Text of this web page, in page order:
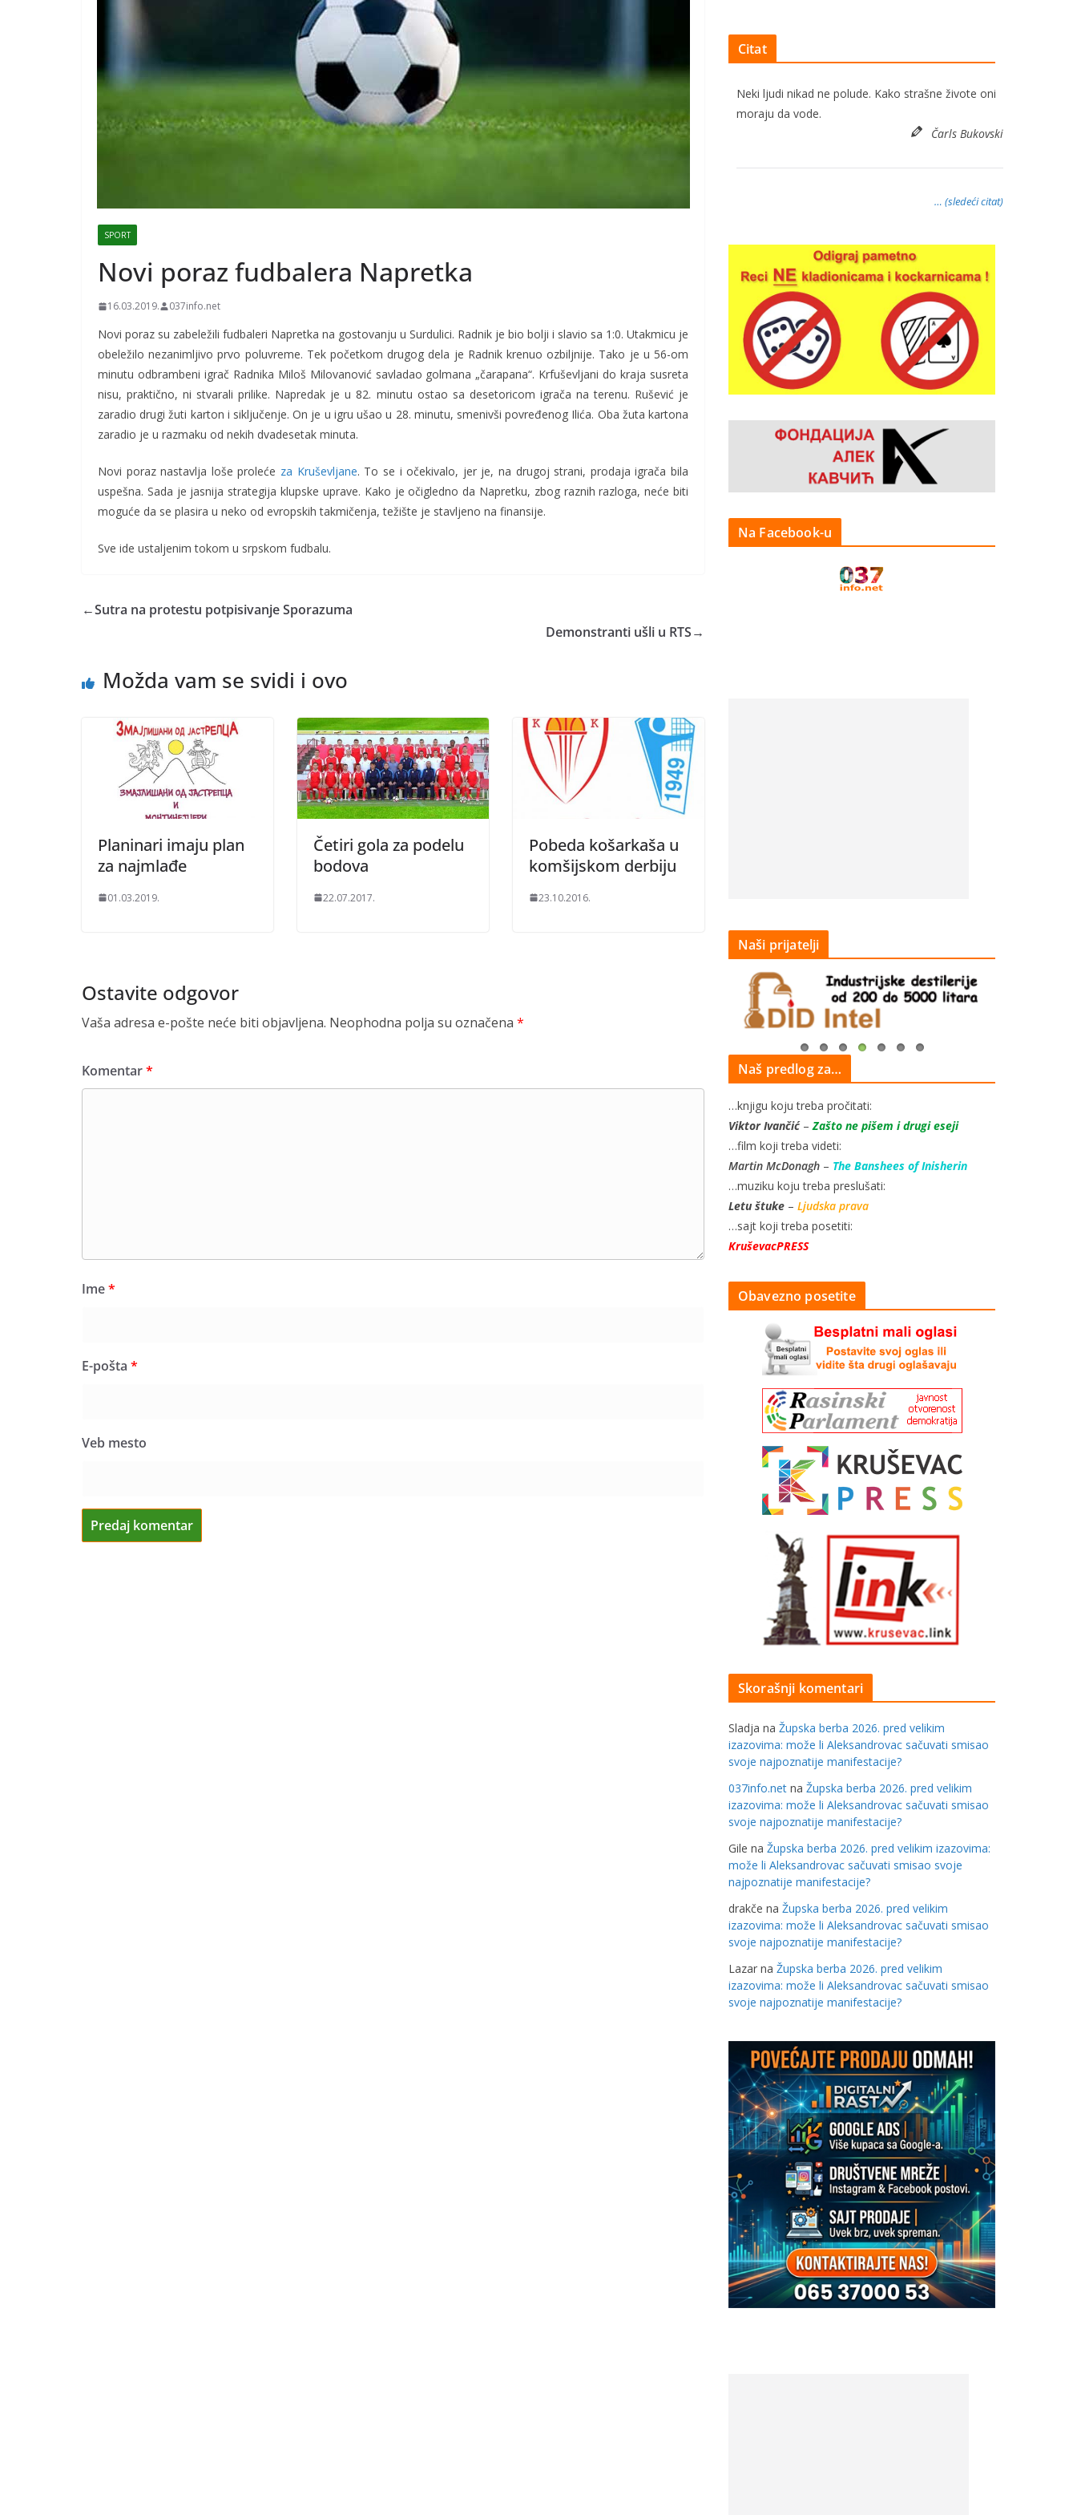
SPORT
Novi poraz fudbalera Napretka
16.03.2019. 037info.net
Novi poraz su zabeležili fudbaleri Napretka na gostovanju u Surdulici. Radnik je bio bolji i slavio sa 1:0. Utakmicu je
obeležilo nezanimljivo prvo poluvreme. Tek početkom drugog dela je Radnik krenuo ozbiljnije. Tako je u 56-om
minutu odbrambeni igrač Radnika Miloš Milovanović savladao golmana „čarapana“. Krfuševljani do kraja susreta
nisu, praktično, ni stvarali prilike. Napredak je u 82. minutu ostao sa desetoricom igrača na terenu. Rušević je
zaradio drugi žuti karton i siključenje. On je u igru ušao u 28. minutu, smenivši povređenog Ilića. Oba žuta kartona
zaradio je u razmaku od nekih dvadesetak minuta.
Novi poraz nastavlja loše proleće za Kruševljane. To se i očekivalo, jer je, na drugoj strani, prodaja igrača bila
uspešna. Sada je jasnija strategija klupske uprave. Kako je očigledno da Napretku, zbog raznih razloga, neće biti
moguće da se plasira u neko od evropskih takmičenja, težište je stavljeno na finansije.
Sve ide ustaljenim tokom u srpskom fudbalu.
←Sutra na protestu potpisivanje Sporazuma
Demonstranti ušli u RTS→
Možda vam se svidi i ovo
Planinari imaju plan
za najmlađe
01.03.2019.
Četiri gola za podelu
bodova
22.07.2017.
Pobeda košarkaša u
komšijskom derbiju
23.10.2016.
Ostavite odgovor
Vaša adresa e-pošte neće biti objavljena. Neophodna polja su označena *
Komentar*
Ime*
E-pošta *
Veb mesto
Citat
Neki ljudi nikad ne polude. Kako strašne živote oni
moraju da vode.
Čarls Bukovski
… (sledeći citat)
Na Facebook-u
Naši prijatelji
Naš predlog za…
…knjigu koju treba pročitati:
Viktor Ivančić– Zašto ne pišem i drugi eseji
…film koji treba videti:
Martin McDonagh – The Banshees of Inisherin
…muziku koju treba preslušati:
Letu štuke – Ljudska prava
…sajt koji treba posetiti:
KruševacPRESS
Obavezno posetite
Skorašnji komentari
Sladja na Župska berba 2026. pred velikim
izazovima: može li Aleksandrovac sačuvati smisao
svoje najpoznatije manifestacije?
037info.net na Župska berba 2026. pred velikim
izazovima: može li Aleksandrovac sačuvati smisao
svoje najpoznatije manifestacije?
Gile na Župska berba 2026. pred velikim izazovima:
može li Aleksandrovac sačuvati smisao svoje
najpoznatije manifestacije?
drakče na Župska berba 2026. pred velikim
izazovima: može li Aleksandrovac sačuvati smisao
svoje najpoznatije manifestacije?
Lazar na Župska berba 2026. pred velikim
izazovima: može li Aleksandrovac sačuvati smisao
svoje najpoznatije manifestacije?